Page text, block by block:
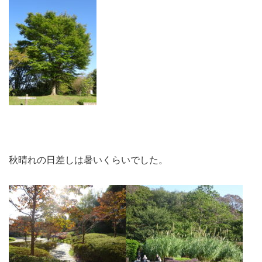
秋晴れの日差しは暑いくらいでした。